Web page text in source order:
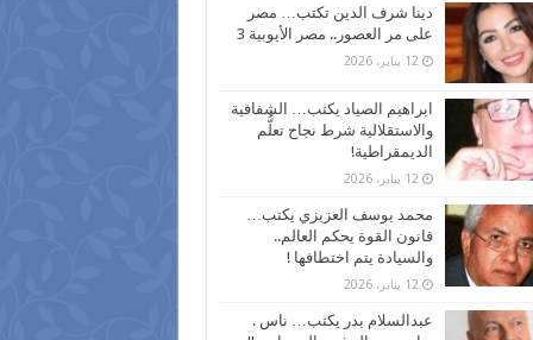
دينا شرف الدين تكتب… مصر
على مر العصور.. مصر الأيوبية 3
12 يناير، 2026
ابراهيم الصياد يكتب… الشفافية
والاستقلالية شرط نجاح تعلُّم
الديمقراطية!
12 يناير، 2026
محمد يوسف العزيزي يكتب…
قانون القوة يحكم العالم..
والسيادة يتم اختطافها !
12 يناير، 2026
عبدالسلام بدر يكتب… ناس .